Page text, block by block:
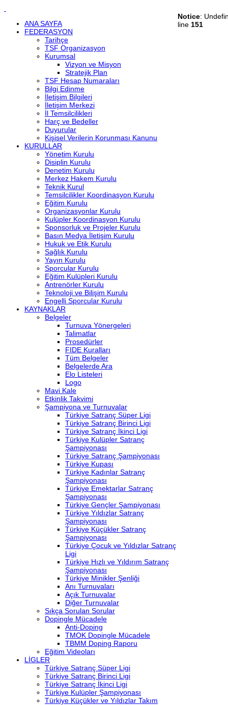
ANA SAYFA
FEDERASYON
Tarihçe
TSF Organizasyon
Kurumsal
Vizyon ve Misyon
Stratejik Plan
TSF Hesap Numaraları
Bilgi Edinme
İletişim Bilgileri
İletişim Merkezi
İl Temsilcilikleri
Harç ve Bedeller
Duyurular
Kişisel Verilerin Korunması Kanunu
KURULLAR
Yönetim Kurulu
Disiplin Kurulu
Denetim Kurulu
Merkez Hakem Kurulu
Teknik Kurul
Temsilcilikler Koordinasyon Kurulu
Eğitim Kurulu
Organizasyonlar Kurulu
Kulüpler Koordinasyon Kurulu
Sponsorluk ve Projeler Kurulu
Basın Medya İletişim Kurulu
Hukuk ve Etik Kurulu
Sağlık Kurulu
Yayın Kurulu
Sporcular Kurulu
Eğitim Kulüpleri Kurulu
Antrenörler Kurulu
Teknoloji ve Bilişim Kurulu
Engelli Sporcular Kurulu
KAYNAKLAR
Belgeler
Turnuva Yönergeleri
Talimatlar
Prosedürler
FIDE Kuralları
Tüm Belgeler
Belgelerde Ara
Elo Listeleri
Logo
Mavi Kale
Etkinlik Takvimi
Şampiyona ve Turnuvalar
Türkiye Satranç Süper Ligi
Türkiye Satranç Birinci Ligi
Türkiye Satranç İkinci Ligi
Türkiye Kulüpler Satranç
Şampiyonası
Türkiye Satranç Şampiyonası
Türkiye Kupası
Türkiye Kadınlar Satranç
Şampiyonası
Türkiye Emektarlar Satranç
Şampiyonası
Türkiye Gençler Şampiyonası
Türkiye Yıldızlar Satranç
Şampiyonası
Türkiye Küçükler Satranç
Şampiyonası
Türkiye Çocuk ve Yıldızlar Satranç
Ligi
Türkiye Hızlı ve Yıldırım Satranç
Şampiyonası
Türkiye Minikler Şenliği
Anı Turnuvaları
Açık Turnuvalar
Diğer Turnuvalar
Sıkça Sorulan Sorular
Dopingle Mücadele
Anti-Doping
TMOK Dopingle Mücadele
TBMM Doping Raporu
Eğitim Videoları
LİGLER
Türkiye Satranç Süper Ligi
Türkiye Satranç Birinci Ligi
Türkiye Satranç İkinci Ligi
Türkiye Kulüpler Şampiyonası
Türkiye Küçükler ve Yıldızlar Takım
Notice:
line 151